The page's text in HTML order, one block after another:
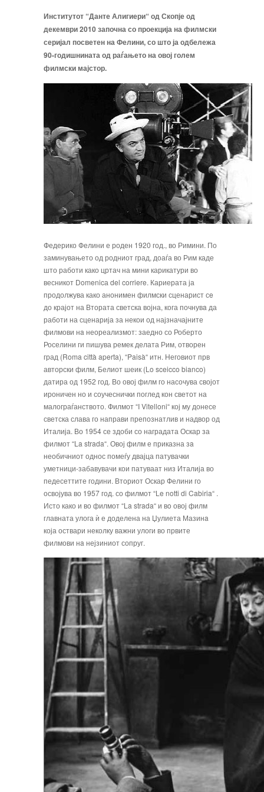
Институтот “Данте Алигиери“ од Скопје од
декември 2010 започна со проекција на филмски
серијал посветен на Фелини, со што ја одбележа
90-годишнината од раѓањето на овој голем
филмски мајстор.
Федерико Фелини е роден 1920 год., во Римини. По
заминувањето од родниот град, доаѓа во Рим каде
што работи како цртач на мини карикатури во
весникот Domenicа del corriere. Кариерата ја
продолжува како анонимен филмски сценарист сe
до крајот на Втората светска војна, кога почнувa да
работи на сценарија за некои од најзначајните
филмови нa неореализмот: заедно со Роберто
Роселини ги пишува ремек делата Рим, отворен
град (Roma città aperta), “Paisà“ итн. Неговиот прв
авторски филм, Белиот шеик (Lo sceicco bianco)
датира од 1952 год. Во овој филм го насочува својот
ироничен но и соучеснички поглед кон светот на
малограѓанството. Филмот “I Vitelloni“ кој му донесе
светска слава го направи препознатлив и надвор од
Италија. Во 1954 се здоби со наградата Оскар за
филмот “La strada“. Овој филм е приказна зa
необичниот однос помеѓу двајца патувачки
уметници-забавувачи кои патуваат низ Италија во
педесеттите години. Вториот Оскар Фелини го
освојува во 1957 год. со филмот “Le notti di Cabiria“ .
Исто како и во филмот “La strada“ и вo овој филм
главната улога ѝ е доделена на Џулиета Мазинa
која оствари неколку важни улоги во првите
филмови нa нејзиниот сопруг.